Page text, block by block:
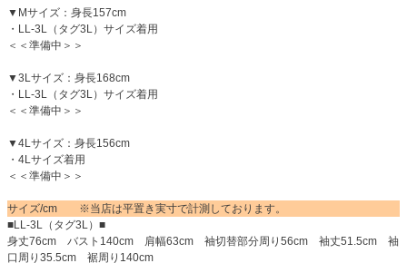
▼Mサイズ：身長157cm
・LL-3L（タグ3L）サイズ着用
＜＜準備中＞＞
▼3Lサイズ：身長168cm
・LL-3L（タグ3L）サイズ着用
＜＜準備中＞＞
▼4Lサイズ：身長156cm
・4Lサイズ着用
＜＜準備中＞＞
サイズ/cm ※当店は平置き実寸で計測しております。
■LL-3L（タグ3L）■
身丈76cm バスト140cm 肩幅63cm 袖切替部分周り56cm 袖丈51.5cm 袖
口周り35.5cm 裾周り140cm